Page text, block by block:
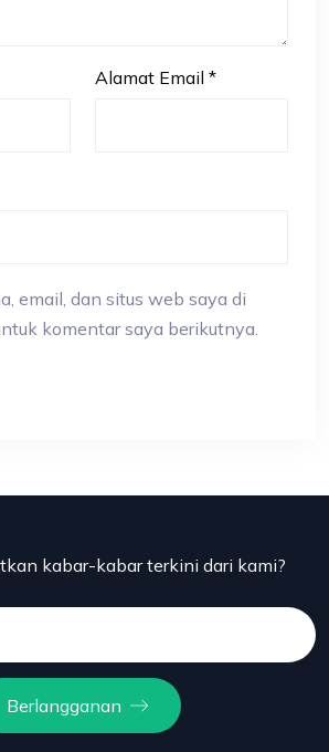
Alamat Email *
email, dan situs web saya di
komentar saya berikutnya.
kabar-kabar terkini dari kami?
Berlangganan